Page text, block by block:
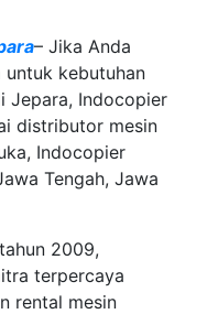
– Jika Anda
untuk kebutuhan
Jepara, Indocopier
distributor mesin
Indocopier
Tengah, Jawa
2009,
terpercaya
rental mesin